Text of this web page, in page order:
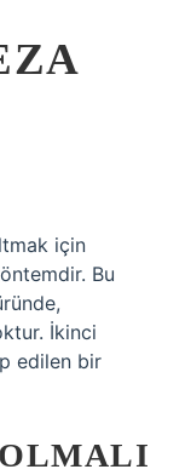
için
Bu
İkinci
edilen bir